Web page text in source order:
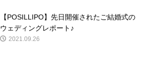
【POSILLIPO】先日開催されたご結婚式の
ウェディングレポート♪
2021.09.26